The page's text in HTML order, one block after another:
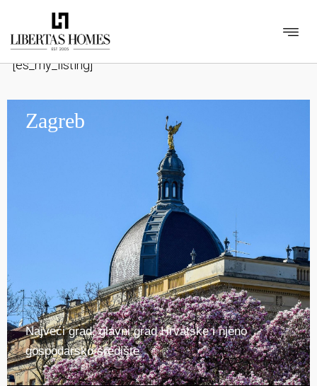
[es_search_form]
[es_my_listing]
Zagreb
Najveći grad, glavni grad Hrvatske i njeno
gospodarsko središte